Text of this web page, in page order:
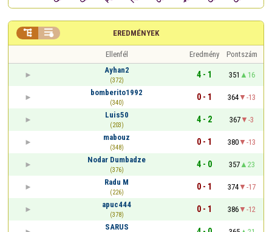
EREDMÉNYEK
 
Ellenfél Eredmény
Pontszám
Ayhan2
(372)
4 - 1 351
16
bomberito1992
(340)
0 - 1 364
-13
Luis50
(203)
4 - 2 367
-3
mabouz
(348)
0 - 1 380
-13
Nodar Dumbadze
(376)
4 - 0 357
23
Radu M
(226)
0 - 1 374
-17
apuc444
(378)
0 - 1 386
-12
SARUS